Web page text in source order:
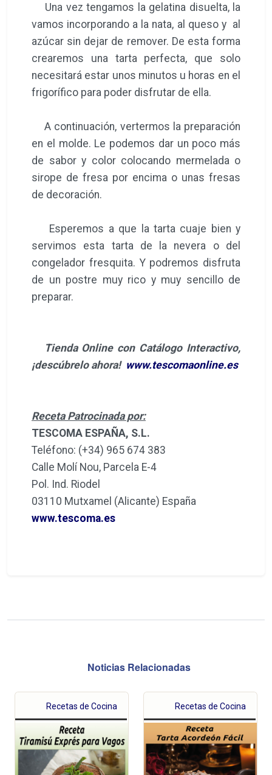
Una vez tengamos la gelatina disuelta, la
vamos incorporando a la nata, al queso y al
azúcar sin dejar de remover. De esta forma
crearemos una tarta perfecta, que solo
necesitará estar unos minutos u horas en el
frigorífico para poder disfrutar de ella.
A continuación, vertermos la preparación
en el molde. Le podemos dar un poco más
de sabor y color colocando mermelada o
sirope de fresa por encima o unas fresas
de decoración.
Esperemos a que la tarta cuaje bien y
servimos esta tarta de la nevera o del
congelador fresquita. Y podremos disfruta
de un postre muy rico y muy sencillo de
preparar.
Tienda Online con Catálogo Interactivo,
¡descúbrelo ahora! www.tescomaonline.es
Receta Patrocinada por:
TESCOMA ESPAÑA, S.L.
Teléfono: (+34) 965 674 383
Calle Molí Nou, Parcela E-4
Pol. Ind. Riodel
03110 Mutxamel (Alicante) España
www.tescoma.es
Noticias Relacionadas
Recetas de Cocina Recetas de Cocina